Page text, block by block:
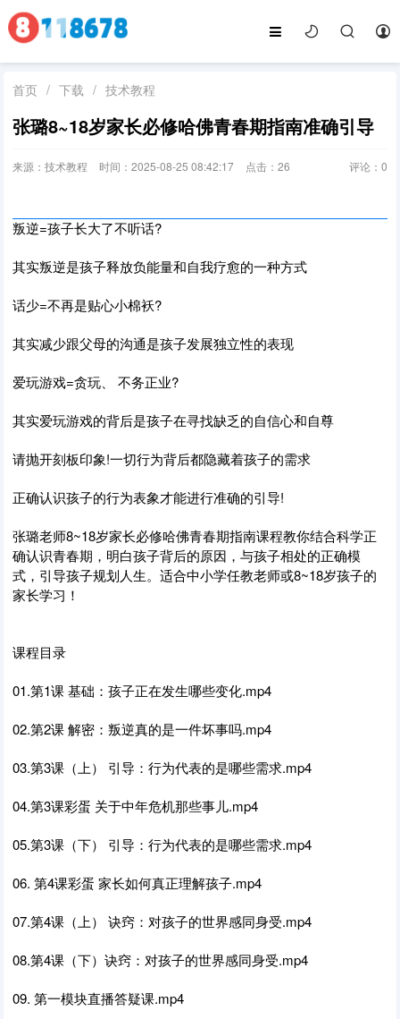
首页 / 下载 / 技术教程
张璐8~18岁家长必修哈佛青春期指南准确引导
来源：技术教程 时间：2025-08-25 08:42:17 点击：26 评论： 0
叛逆=孩子长大了不听话?
其实叛逆是孩子释放负能量和自我疗愈的一种方式
话少=不再是贴心小棉袄?
其实减少跟父母的沟通是孩子发展独立性的表现
爱玩游戏=贪玩、 不务正业?
其实爱玩游戏的背后是孩子在寻找缺乏的自信心和自尊
请抛开刻板印象!一切行为背后都隐藏着孩子的需求
正确认识孩子的行为表象才能进行准确的引导!
张璐老师8~18岁家长必修哈佛青春期指南课程教你结合科学正
确认识青春期，明白孩子背后的原因，与孩子相处的正确模
式，引导孩子规划人生。适合中小学任教老师或8~18岁孩子的
家长学习！
课程目录
01.第1课 基础：孩子正在发生哪些变化.mp4
02.第2课 解密：叛逆真的是一件坏事吗.mp4
03.第3课（上） 引导：行为代表的是哪些需求.mp4
04.第3课彩蛋 关于中年危机那些事儿.mp4
05.第3课（下） 引导：行为代表的是哪些需求.mp4
06. 第4课彩蛋 家长如何真正理解孩子.mp4
07.第4课（上） 诀窍：对孩子的世界感同身受.mp4
08.第4课（下）诀窍：对孩子的世界感同身受.mp4
09. 第一模块直播答疑课.mp4